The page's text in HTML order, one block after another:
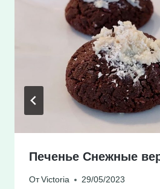
Печенье Снежные
От Victoria 29/05/2023